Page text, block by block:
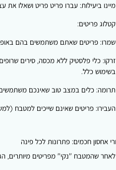
מיינו ביעילות: עברו פריט פריט ושאלו
קטלוג פריטים:
שמרו: פריטים שאתם משתמשים בהם באופן
זרקו:
בשימוש כלל.
תרומה: כלים במצב טוב שאינכם
העבירו: פריטים שאינם שייכים למטבח
לאחר שהמטבח "נקי" מפריטים מיותרים,